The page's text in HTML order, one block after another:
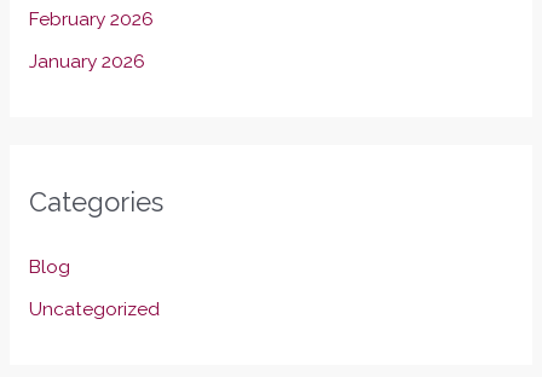
February 2026
January 2026
Categories
Blog
Uncategorized